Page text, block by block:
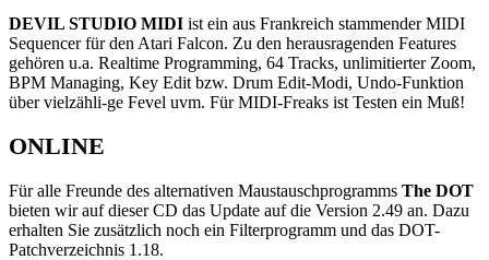
DEVIL STUDIO MIDI ist ein aus Frankreich stammender MIDI
Sequencer für den Atari Falcon. Zu den herausragenden Features
gehören u.a. Realtime Programming, 64 Tracks, unlimitierter Zoom,
BPM Managing, Key Edit bzw. Drum Edit-Modi, Undo-Funktion
über vielzähli-ge Fevel uvm. Für MIDI-Freaks ist Testen ein Muß!
ONLINE
Für alle Freunde des alternativen Maustauschprogramms The DOT
bieten wir auf dieser CD das Update auf die Version 2.49 an. Dazu
erhalten Sie zusätzlich noch ein Filterprogramm und das DOT-
Patchverzeichnis 1.18.